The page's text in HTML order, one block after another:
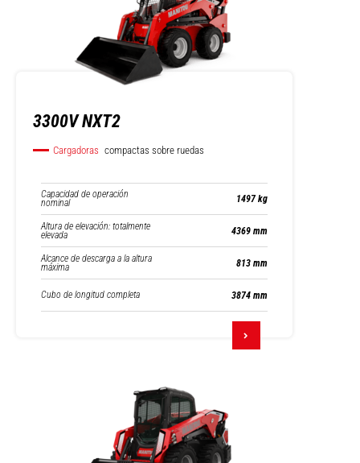
3300V NXT2
Cargadoras compactas sobre ruedas
Capacidad de operación
nominal 1497 kg
Altura de elevación: totalmente
elevada 4369 mm
Alcance de descarga a la altura
máxima 813 mm
Cubo de longitud completa 3874 mm